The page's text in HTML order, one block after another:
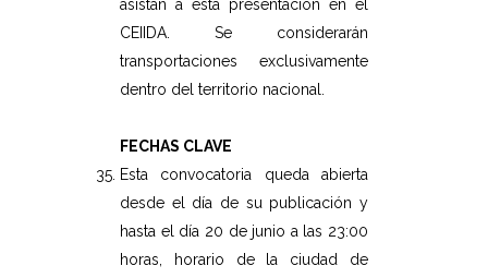
asistan a esta presentación en el
CEIIDA. Se considerarán
transportaciones exclusivamente
dentro del territorio nacional.
FECHAS CLAVE
Esta convocatoria queda abierta
desde el día de su publicación y
hasta el día 20 de junio a las 23:00
horas, horario de la ciudad de